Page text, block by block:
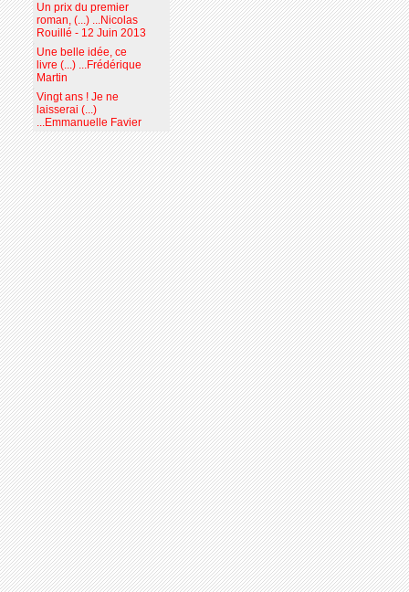
Un prix du premier
roman, (...) ...Nicolas
Rouillé - 12 Juin 2013
Une belle idée, ce
livre (...) ...Frédérique
Martin
Vingt ans ! Je ne
laisserai (...)
...Emmanuelle Favier